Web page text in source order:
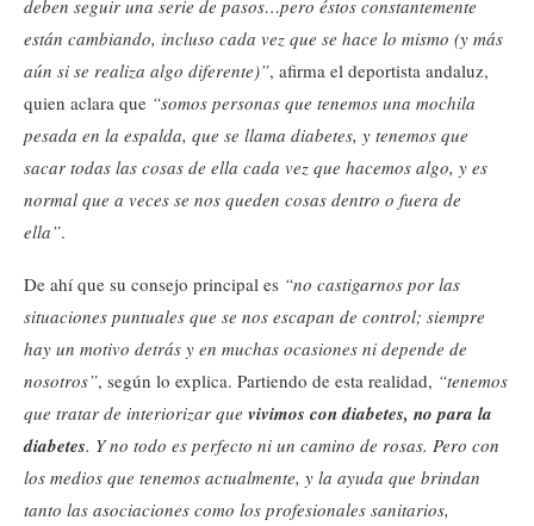
deben seguir una serie de pasos…pero éstos constantemente
están cambiando, incluso cada vez que se hace lo mismo (y más
aún si se realiza algo diferente)”, afirma el deportista andaluz,
quien aclara que “somos personas que tenemos una mochila
pesada en la espalda, que se llama diabetes, y tenemos que
sacar todas las cosas de ella cada vez que hacemos algo, y es
normal que a veces se nos queden cosas dentro o fuera de
ella”.
De ahí que su consejo principal es “no castigarnos por las
situaciones puntuales que se nos escapan de control; siempre
hay un motivo detrás y en muchas ocasiones ni depende de
nosotros”, según lo explica. Partiendo de esta realidad, “tenemos
que tratar de interiorizar que vivimos con diabetes, no para la
diabetes. Y no todo es perfecto ni un camino de rosas. Pero con
los medios que tenemos actualmente, y la ayuda que brindan
tanto las asociaciones como los profesionales sanitarios,